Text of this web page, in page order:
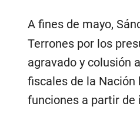
A fines de mayo,
Terrones por los
agravado y colusión
fiscales de la
funciones a partir de